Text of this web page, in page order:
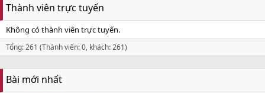
Thành viên trực tuyến
Không có thành viên trực tuyến.
Tổng: 261 (Thành viên: 0, khách: 261)
Bài mới nhất